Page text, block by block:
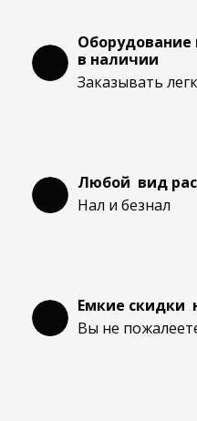
Оборудование
в наличии
Заказывать
Любой вид
Нал и безнал
Емкие скидки
Вы не